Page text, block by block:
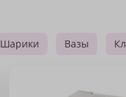
Шарики Вазы